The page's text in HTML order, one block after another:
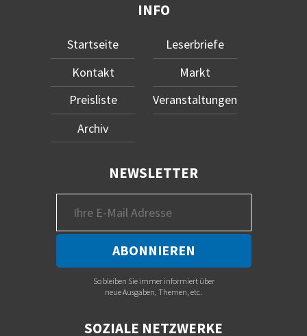
INFO
Startseite
Kontakt
Preisliste
Archiv
Leserbriefe
Markt
Veranstaltungen
NEWSLETTER
So bleiben Sie immer informiert über
neue Ausgaben, Themen, etc.
SOZIALE NETZWERKE